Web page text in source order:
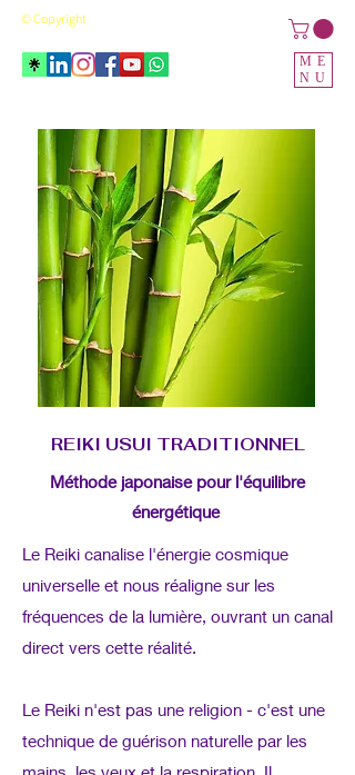
ME
NU
© Copyright
REIKI USUI TRADITIONNEL
Méthode japonaise pour l'équilibre
énergétique
Le Reiki canalise l'énergie cosmique
universelle et nous réaligne sur les
fréquences de la lumière, ouvrant un canal
direct vers cette réalité.
Le Reiki n'est pas une religion - c'est une
technique de guérison naturelle par les